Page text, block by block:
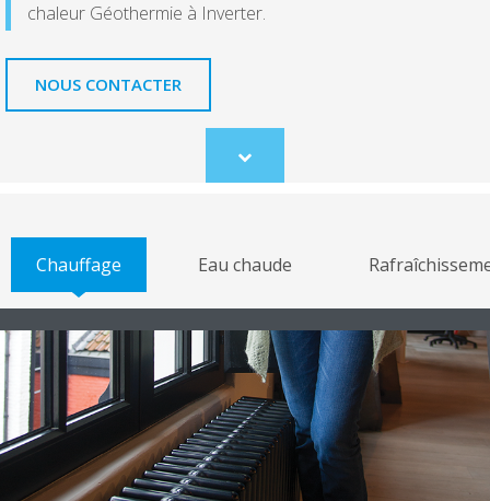
chaleur Géothermie à Inverter.
NOUS CONTACTER
Scroll
to
Chauffage Eau chaude